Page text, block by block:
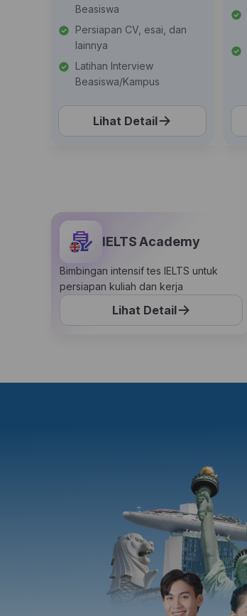
Beasiswa
Persiapan CV, esai, dan
lainnya
Latihan Interview
Beasiswa/Kampus
Lihat Detail
IELTS Academy
Bimbingan intensif tes IELTS untuk
persiapan kuliah dan kerja
Lihat Detail